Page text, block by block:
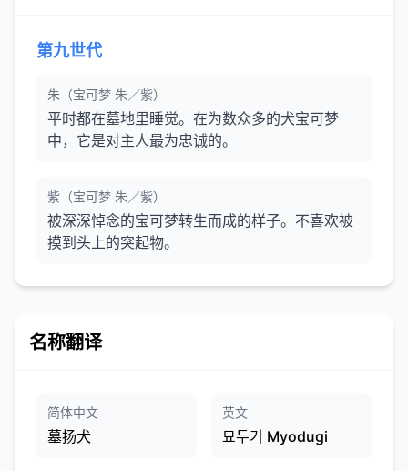
第九世代
朱（宝可梦 朱／紫）
平时都在墓地里睡觉。在为数众多的犬宝可梦
中，它是对主人最为忠诚的。
紫（宝可梦 朱／紫）
被深深悼念的宝可梦转生而成的样子。不喜欢被
摸到头上的突起物。
名称翻译
简体中文
墓扬犬
英文
묘두기 Myodugi